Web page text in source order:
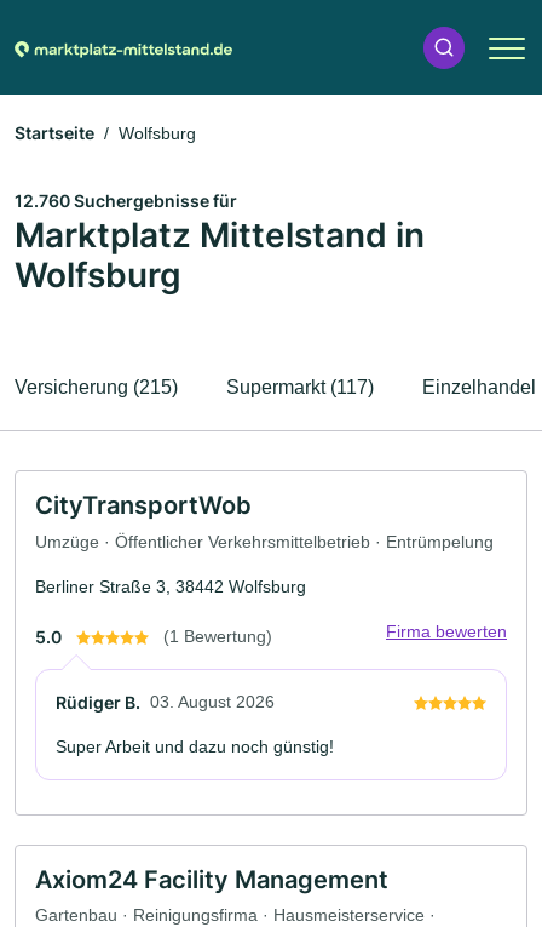
Startseite Wolfsburg
12.760 Suchergebnisse für
Marktplatz Mittelstand in
Wolfsburg
Versicherung (215) Supermarkt (117) Einzelhandel
CityTransportWob
Umzüge · Öffentlicher Verkehrsmittelbetrieb · Entrümpelung
Berliner Straße 3, 38442 Wolfsburg
5.0 (1 Bewertung) Firma bewerten
Rüdiger B. 03. August 2026
Super Arbeit und dazu noch günstig!
Axiom24 Facility Management
Gartenbau · Reinigungsfirma · Hausmeisterservice ·